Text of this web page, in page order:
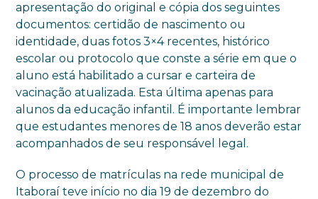
apresentação do original e cópia dos seguintes
documentos: certidão de nascimento ou
identidade, duas fotos 3×4 recentes, histórico
escolar ou protocolo que conste a série em que o
aluno está habilitado a cursar e carteira de
vacinação atualizada. Esta última apenas para
alunos da educação infantil. É importante lembrar
que estudantes menores de 18 anos deverão estar
acompanhados de seu responsável legal.
O processo de matrículas na rede municipal de
Itaboraí teve início no dia 19 de dezembro do